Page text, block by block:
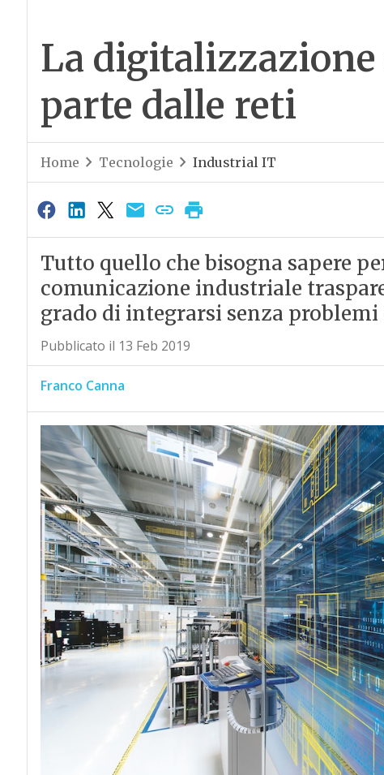
La
parte dalle reti
Home Tecnologie Industrial IT
Tutto quello che bisogna sapere
comunicazione industriale
grado di integrarsi senza problemi
Pubblicato il 13 Feb 2019
Franco Canna